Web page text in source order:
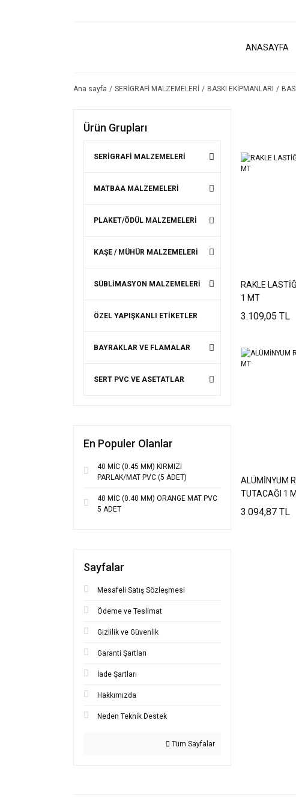
ANASAYFA
Ana sayfa SERİGRAFİ MALZEMELERİ BASKI EKİPMANLARI
Ürün Grupları
SERİGRAFİ MALZEMELERİ
MATBAA MALZEMELERİ
PLAKET/ÖDÜL MALZEMELERİ
KAŞE / MÜHÜR MALZEMELERİ
SÜBLİMASYON MALZEMELERİ
ÖZEL YAPIŞKANLI ETİKETLER
BAYRAKLAR VE FLAMALAR
SERT PVC VE ASETATLAR
En Populer Olanlar
40 MİC (0.45 MM) KIRMIZI
PARLAK/MAT PVC (5 ADET)
40 MİC (0.40 MM) ORANGE MAT PVC
5 ADET
Sayfalar
Mesafeli Satış Sözleşmesi
Ödeme ve Teslimat
Gizlilik ve Güvenlik
Garanti Şartları
İade Şartları
Hakkımızda
Neden Teknik Destek
Tüm Sayfalar
RAKLE
1 MT
3.109,05 TL
ALÜMİNYUM
TUTACAĞI 1
3.094,87 TL